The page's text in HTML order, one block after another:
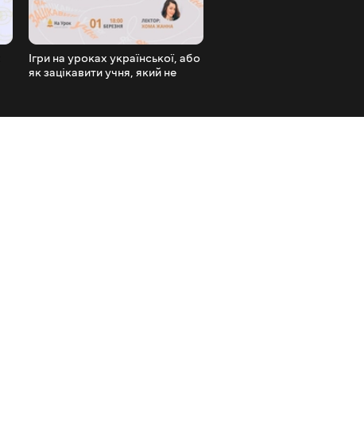
Ігри на уроках української, або
як зацікавити учня, який не